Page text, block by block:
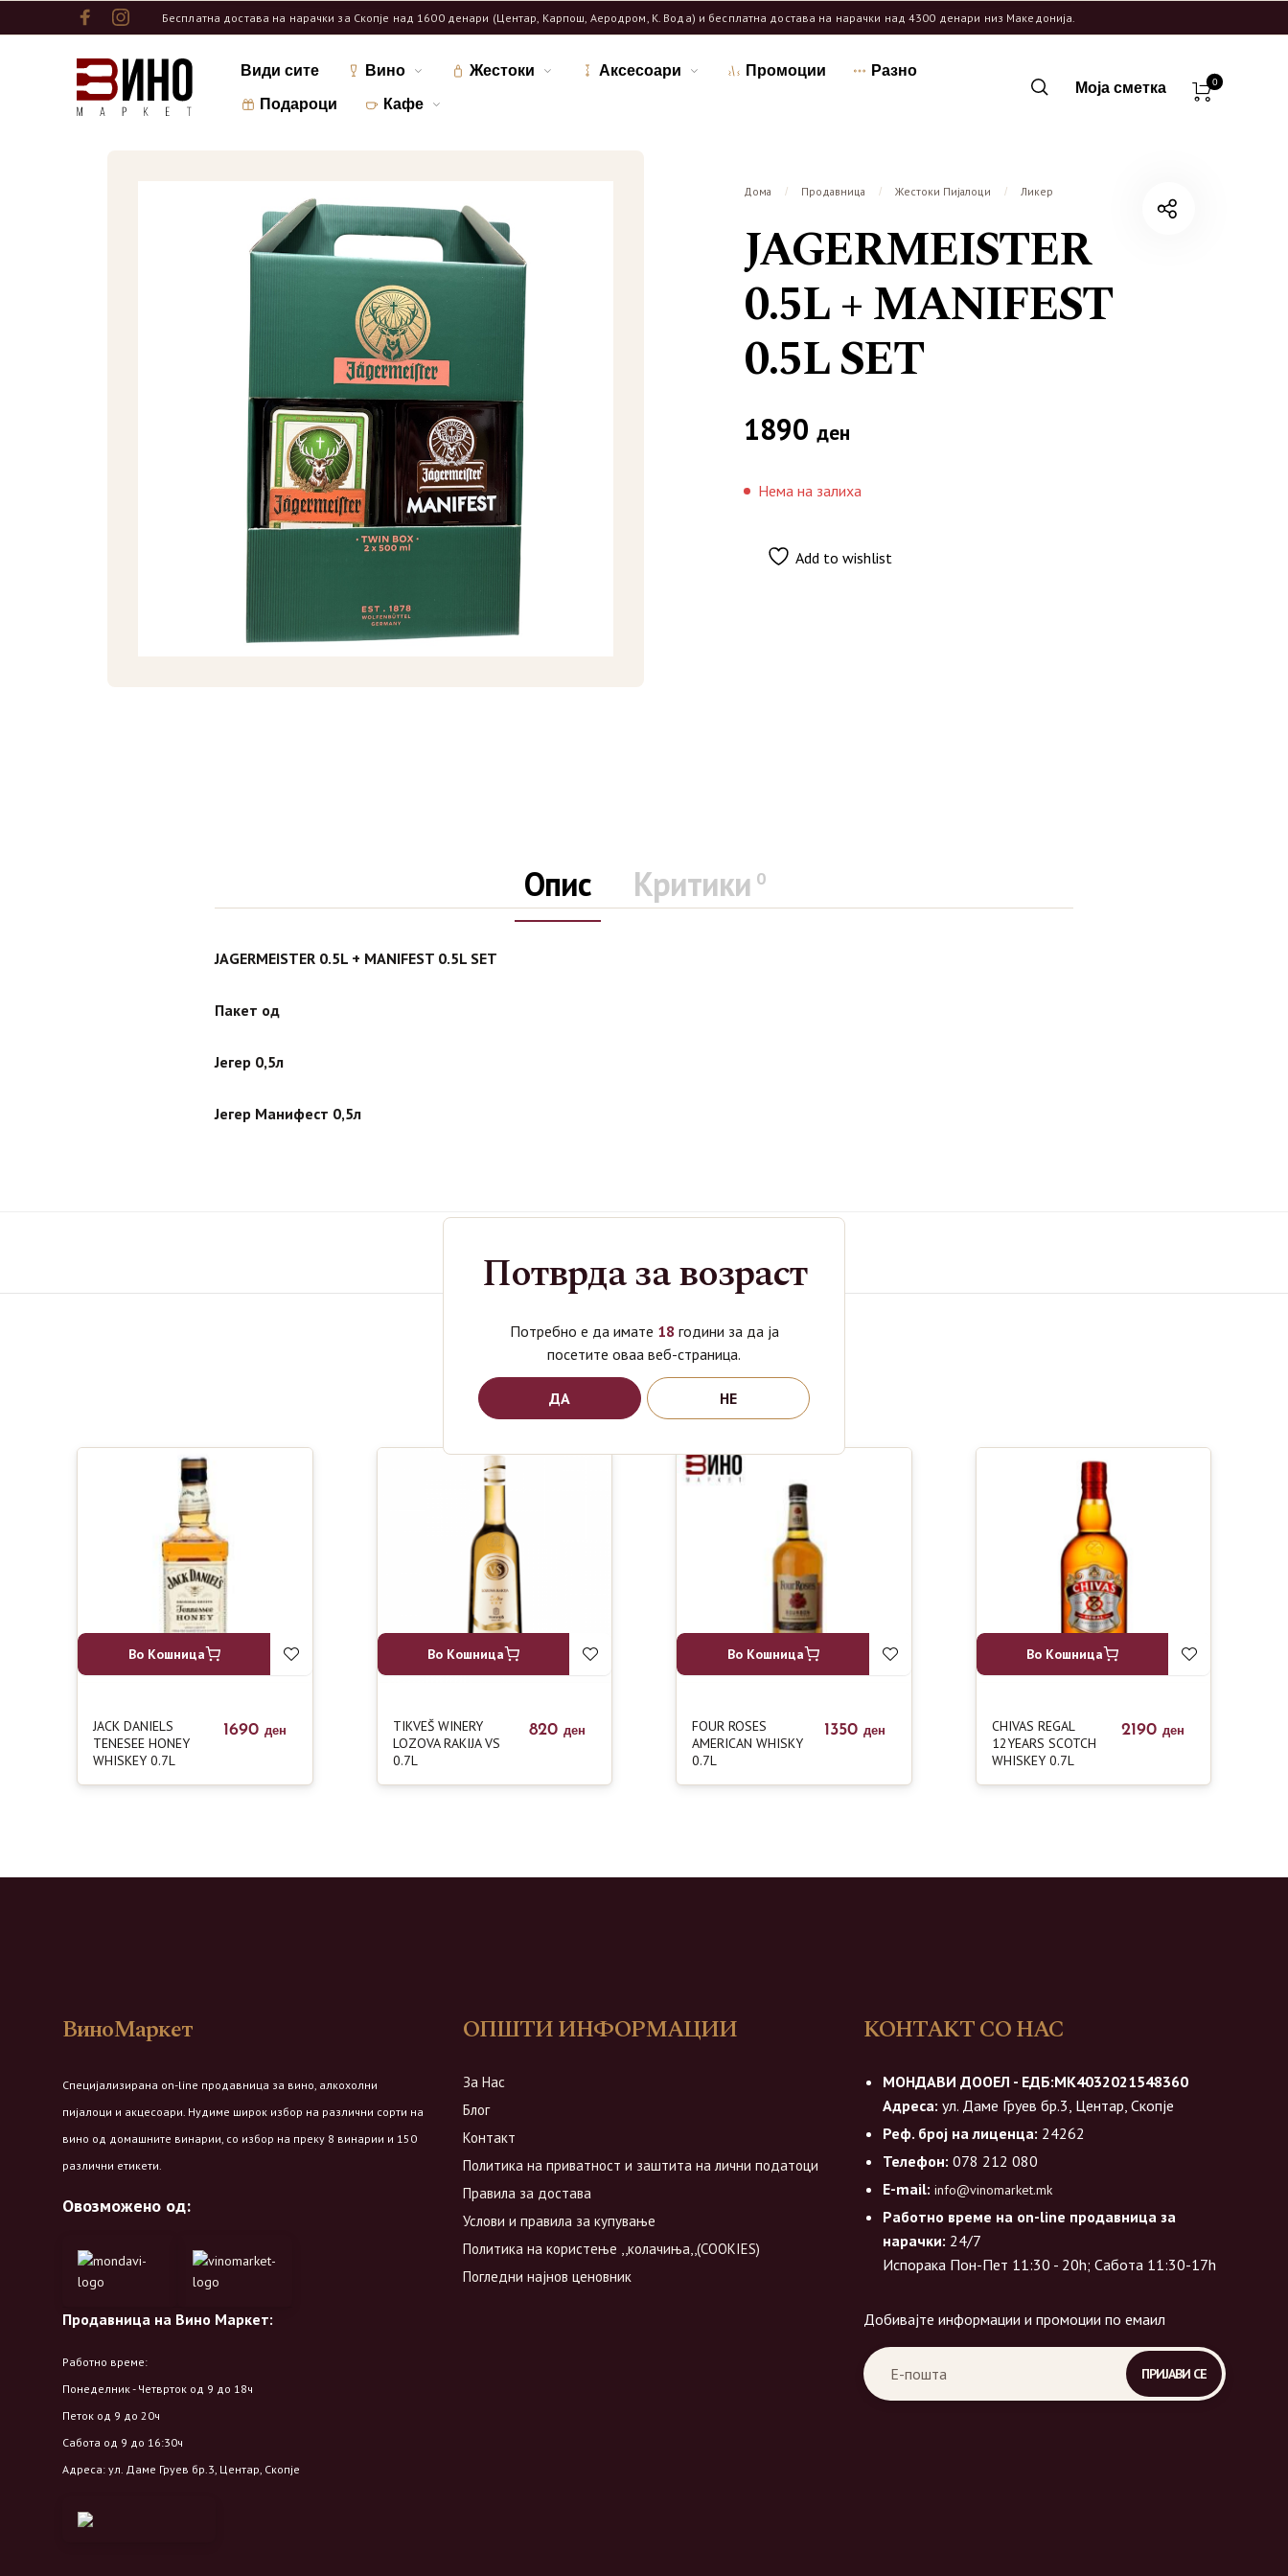
Бесплатна достава на нарачки за Скопје над 1600 денари (Центар, Карпош, Аеродром, К. Вода) и бесплатна достава на нарачки над 4300 денари низ Македонија.
Види сите Вино Жестоки Аксесоари Промоции Разно
Подароци Кафе
Моја сметка 0
Дома / Продавница / Жестоки Пијалоци / Ликер
JAGERMEISTER
0.5L + MANIFEST
0.5L SET
1890 ден
Нема на залиха
Add to wishlist
Опис Критики 0
JAGERMEISTER 0.5L + MANIFEST 0.5L SET
Пакет од
Јегер 0,5л
Јегер Манифест 0,5л
Поврзани производи
Во Кошница
JACK DANIELS
TENESEE HONEY
WHISKEY 0.7L
1690 ден
Во Кошница
TIKVEŠ WINERY
LOZOVA RAKIJA VS
0.7L
820 ден
Во Кошница
FOUR ROSES
AMERICAN WHISKY
0.7L
1350 ден
Во Кошница
CHIVAS REGAL
12YEARS SCOTCH
WHISKEY 0.7L
2190 ден
ВиноМаркет
Специјализирана on-line продавница за вино, алкохолни
пијалоци и акцесоари. Нудиме широк избор на различни сорти на
вино од домашните винарии, со избор на преку 8 винарии и 150
различни етикети.
Овозможено од:
Продавница на Вино Маркет:
Работно време:
Понеделник - Четврток од 9 до 18ч
Петок од 9 до 20ч
Сабота од 9 до 16:30ч
Адреса: ул. Даме Груев бр.3, Центар, Скопје
ОПШТИ ИНФОРМАЦИИ
За Нас
Блог
Контакт
Политика на приватност и заштита на лични податоци
Правила за достава
Услови и правила за купување
Политика на користење ,,колачиња,,(COOKIES)
Погледни најнов ценовник
КОНТАКТ СО НАС
МОНДАВИ ДООЕЛ - ЕДБ:МК4032021548360
Адреса: ул. Даме Груев бр.3, Центар, Скопје
Реф. број на лиценца: 24262
Телефон: 078 212 080
E-mail: info@vinomarket.mk
Работно време на on-line продавница за
нарачки: 24/7
Испорака Пон-Пет 11:30 - 20h; Сабота 11:30-17h
Добивајте информации и промоции по емаил
Потврда за возраст
Потребно е да имате 18 години за да ја
посетите оваа веб-страница.
ДА НЕ